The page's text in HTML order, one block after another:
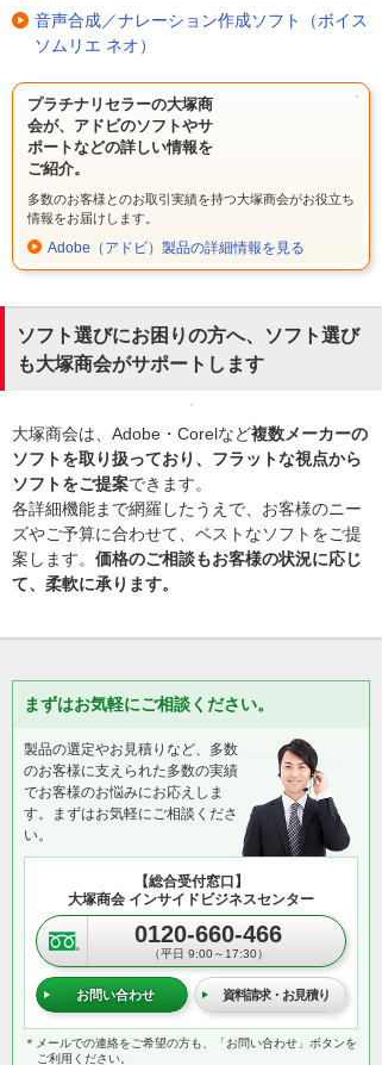
音声合成／ナレーション作成ソフト（ボイス
ソムリエ ネオ）
プラチナリセラーの大塚商
会が、アドビのソフトやサ
ポートなどの詳しい情報を
ご紹介。
多数のお客様とのお取引実績を持つ大塚商会がお役立ち
情報をお届けします。
Adobe（アドビ）製品の詳細情報を見る
ソフト選びにお困りの方へ、ソフト選び
も大塚商会がサポートします
大塚商会は、Adobe・Corelなど複数メーカーの
ソフトを取り扱っており、フラットな視点から
ソフトをご提案できます。
各詳細機能まで網羅したうえで、お客様のニー
ズやご予算に合わせて、ベストなソフトをご提
案します。 価格のご相談もお客様の状況に応じ
て、柔軟に承ります。
まずはお気軽にご相談ください。
製品の選定やお見積りなど、多数
のお客様に支えられた多数の実績
でお客様のお悩みにお応えしま
す。まずはお気軽にご相談くださ
い。
【総合受付窓口】
大塚商会 インサイドビジネスセンター
0120-660-466
（平日 9:00～17:30）
お問い合わせ 資料請求・お見積り
＊メールでの連絡をご希望の方も、「お問い合わせ」ボタンを
ご利用ください。